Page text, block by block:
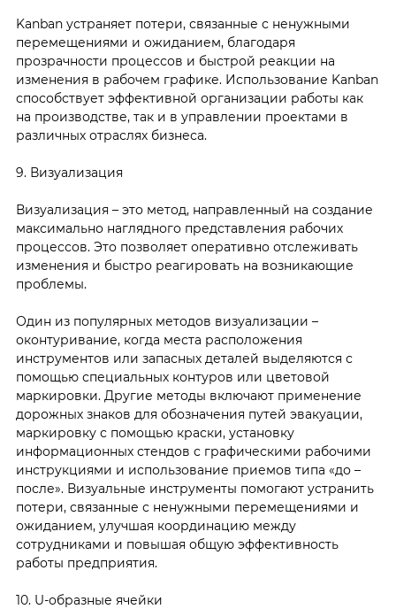
Kanban устраняет потери, связанные с ненужными
перемещениями и ожиданием, благодаря
прозрачности процессов и быстрой реакции на
изменения в рабочем графике. Использование Kanban
способствует эффективной организации работы как
на производстве, так и в управлении проектами в
различных отраслях бизнеса.
9. Визуализация
Визуализация – это метод, направленный на создание
максимально наглядного представления рабочих
процессов. Это позволяет оперативно отслеживать
изменения и быстро реагировать на возникающие
проблемы.
Один из популярных методов визуализации –
оконтуривание, когда места расположения
инструментов или запасных деталей выделяются с
помощью специальных контуров или цветовой
маркировки. Другие методы включают применение
дорожных знаков для обозначения путей эвакуации,
маркировку с помощью краски, установку
информационных стендов с графическими рабочими
инструкциями и использование приемов типа «до –
после». Визуальные инструменты помогают устранить
потери, связанные с ненужными перемещениями и
ожиданием, улучшая координацию между
сотрудниками и повышая общую эффективность
работы предприятия.
10. U-образные ячейки